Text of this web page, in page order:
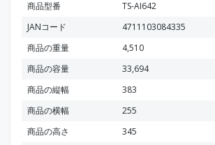
商品型番
TS-AI642
JANコード
4711103084335
商品の重量
4,510
商品の容量
33,694
商品の縦幅
383
商品の横幅
255
商品の高さ
345